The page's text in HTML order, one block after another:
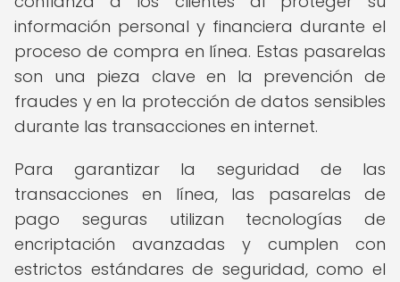
información personal y financiera durante el
proceso de compra en línea. Estas pasarelas
son una pieza clave en la prevención de
fraudes y en la protección de datos sensibles
durante las transacciones en internet.
Para garantizar la seguridad de las
transacciones en línea, las pasarelas de
pago seguras utilizan tecnologías de
encriptación avanzadas y cumplen con
estrictos estándares de seguridad, como el